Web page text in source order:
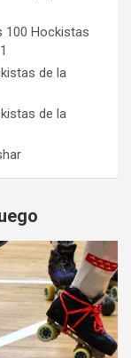
100 Hockistas
de la
de la